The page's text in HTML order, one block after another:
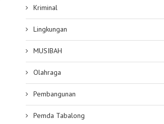
Kriminal
Lingkungan
MUSIBAH
Olahraga
Pembangunan
Pemda Tabalong